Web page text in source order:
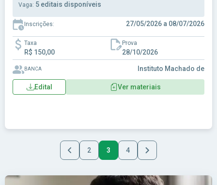
Vaga: 5 editais disponíveis
Inscrições: 27/05/2026 a 08/07/2026
Taxa
R$ 150,00
Prova
28/10/2026
BANCA Instituto Machado de
Edital Ver materiais
2 3 4